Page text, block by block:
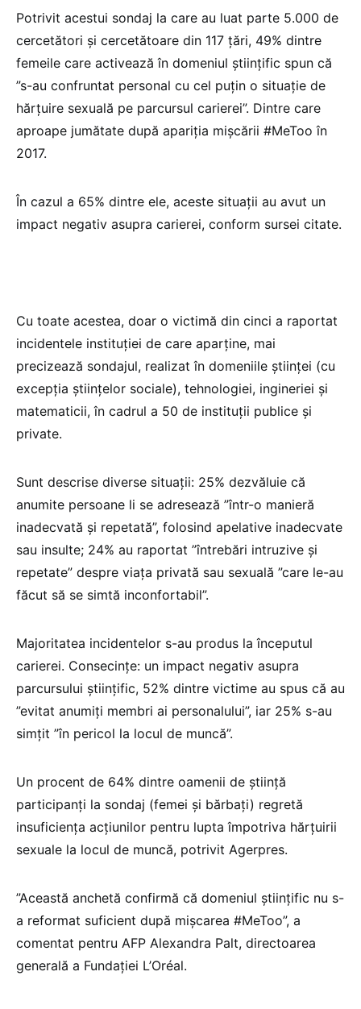
Potrivit acestui sondaj la care au luat parte 5.000 de
cercetători şi cercetătoare din 117 ţări, 49% dintre
femeile care activează în domeniul ştiinţific spun că
”s-au confruntat personal cu cel puţin o situaţie de
hărţuire sexuală pe parcursul carierei”. Dintre care
aproape jumătate după apariţia mişcării #MeToo în
2017.
În cazul a 65% dintre ele, aceste situaţii au avut un
impact negativ asupra carierei, conform sursei citate.
Cu toate acestea, doar o victimă din cinci a raportat
incidentele instituţiei de care aparţine, mai
precizează sondajul, realizat în domeniile ştiinţei (cu
excepţia ştiinţelor sociale), tehnologiei, ingineriei şi
matematicii, în cadrul a 50 de instituţii publice şi
private.
Sunt descrise diverse situaţii: 25% dezvăluie că
anumite persoane li se adresează ”într-o manieră
inadecvată şi repetată”, folosind apelative inadecvate
sau insulte; 24% au raportat ”întrebări intruzive şi
repetate” despre viaţa privată sau sexuală ”care le-au
făcut să se simtă inconfortabil”.
Majoritatea incidentelor s-au produs la începutul
carierei. Consecinţe: un impact negativ asupra
parcursului ştiinţific, 52% dintre victime au spus că au
”evitat anumiţi membri ai personalului”, iar 25% s-au
simţit ”în pericol la locul de muncă”.
Un procent de 64% dintre oamenii de ştiinţă
participanţi la sondaj (femei şi bărbaţi) regretă
insuficienţa acţiunilor pentru lupta împotriva hărţuirii
sexuale la locul de muncă, potrivit Agerpres.
”Această anchetă confirmă că domeniul ştiinţific nu s-
a reformat suficient după mişcarea #MeToo”, a
comentat pentru AFP Alexandra Palt, directoarea
generală a Fundaţiei L’Oréal.